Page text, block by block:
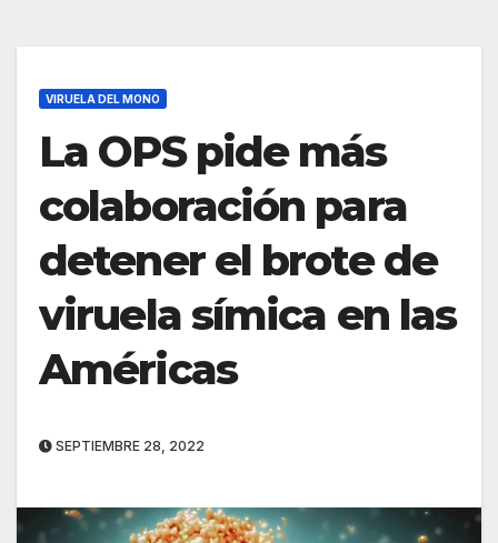
VIRUELA DEL MONO
La OPS pide más
colaboración para
detener el brote de
viruela símica en las
Américas
SEPTIEMBRE 28, 2022